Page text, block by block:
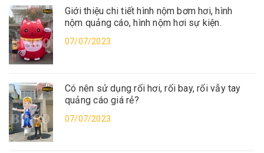
Giới thiệu chi tiết hình nộm bơm hơi, hình
nộm quảng cáo, hình nộm hơi sự kiện.
07/07/2023
Có nên sử dụng rối hơi, rối bay, rối vẫy tay
quảng cáo giá rẻ?
07/07/2023